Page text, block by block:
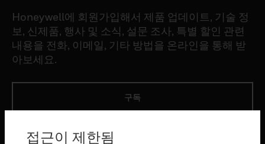
Honeywell에 회원가입해서 제품 업데이트, 기술 정
보, 신제품, 행사 및 소식, 설문 조사, 특별 할인 관련
내용을 전화, 이메일, 기타 방법을 온라인을 통해 받
아보세요.
구독
제품접근이 제한됨